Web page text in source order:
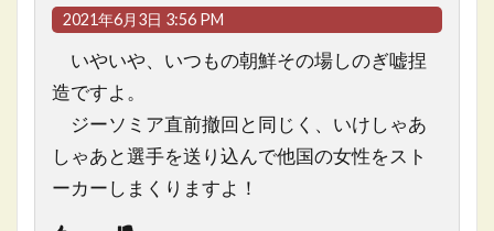
2021年6月3日 3:56 PM
いやいや、いつもの朝鮮その場しのぎ嘘捏
造ですよ。
ジーソミア直前撤回と同じく、いけしゃあ
しゃあと選手を送り込んで他国の女性をスト
ーカーしまくりますよ！